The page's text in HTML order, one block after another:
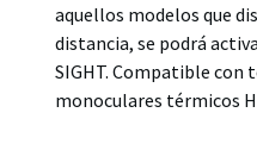
aquellos modelos que
distancia, se podrá
SIGHT. Compatible con
monoculares térmicos